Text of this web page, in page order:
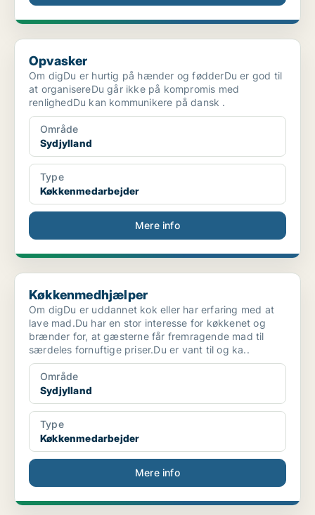
Opvasker
Opvasker
Om digDu er hurtig på hænder og fødderDu er god til
at organisereDu går ikke på kompromis med
renlighedDu kan kommunikere på dansk .
Område
Sydjylland
Type
Køkkenmedarbejder
Mere info
Køkkenmedhjælper
Køkkenmedhjælper
Om digDu er uddannet kok eller har erfaring med at
lave mad.Du har en stor interesse for køkkenet og
brænder for, at gæsterne får fremragende mad til
særdeles fornuftige priser.Du er vant til og ka..
Område
Sydjylland
Type
Køkkenmedarbejder
Mere info